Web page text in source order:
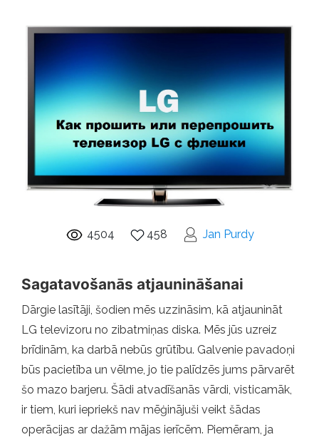
4504 458 Jan Purdy
Sagatavošanās atjaunināšanai
Dārgie lasītāji, šodien mēs uzzināsim, kā atjaunināt
LG televizoru no zibatmiņas diska. Mēs jūs uzreiz
brīdinām, ka darbā nebūs grūtību. Galvenie pavadoņi
būs pacietība un vēlme, jo tie palīdzēs jums pārvarēt
šo mazo barjeru. Šādi atvadīšanās vārdi, visticamāk,
ir tiem, kuri iepriekš nav mēģinājuši veikt šādas
operācijas ar dažām mājas ierīcēm. Piemēram, ja